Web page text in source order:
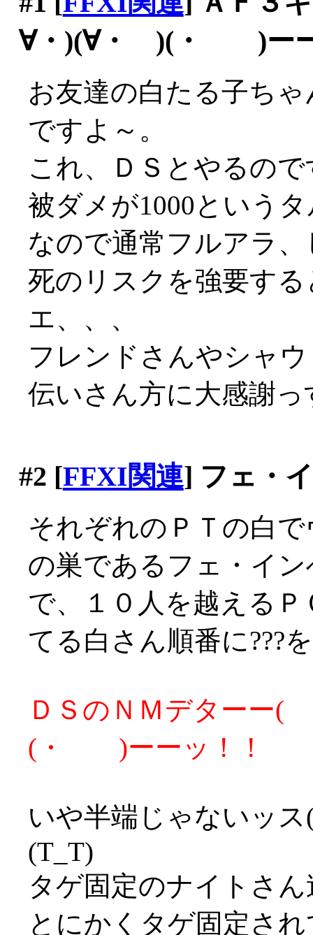
∀・)(∀・ )(・ )ーー
お友達の白たる子ち
ですよ～。
これ、ＤＳとやるの
被ダメが1000という
なので通常フルアラ
死のリスクを強要す
エ、、、
フレンドさんやシャ
伝いさん方に大感謝っ
#2 [FFXI関連] フェ・
それぞれのＰＴの白
の巣であるフェ・イン
で、１０人を越える
てる白さん順番に???
ＤＳのＮＭデター
(・ )ーーッ！！
いや半端じゃないッ
(T_T)
タゲ固定のナイトさ
とにかくタゲ固定さ